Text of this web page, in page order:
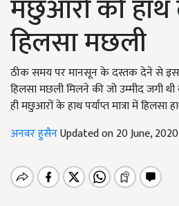
मछुआरों को
हिलसा मछली
ठीक समय पर मानसून के दस्तक देने से इस
हिलसा मछली मिलने की जो उम्मीद जगी
ही मछुआरों के हाथ पर्याप्त मात्रा में हिलसा
अनवर हुसैनUpdated on 20 June,